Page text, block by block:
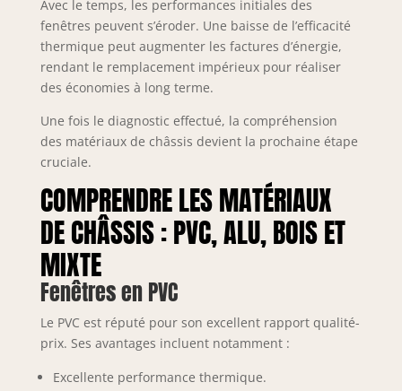
Avec le temps, les performances initiales des
fenêtres peuvent s’éroder. Une baisse de l’efficacité
thermique peut augmenter les factures d’énergie,
rendant le remplacement impérieux pour réaliser
des économies à long terme.
Une fois le diagnostic effectué, la compréhension
des matériaux de châssis devient la prochaine étape
cruciale.
COMPRENDRE LES MATÉRIAUX
DE CHÂSSIS : PVC, ALU, BOIS ET
MIXTE
Fenêtres en PVC
Le PVC est réputé pour son excellent rapport qualité-
prix. Ses avantages incluent notamment :
Excellente performance thermique.